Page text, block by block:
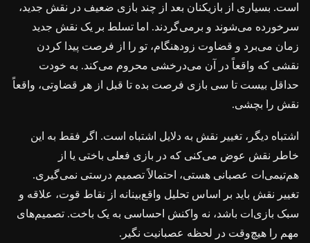
است. بسیاری از بازیکنان بعد از چند بازی ضعیف در نقش جدید،
سرخورده می‌شوند و برمی‌گردند. اما تسلط بر یک نقش جدید
زمان می‌برد و قضاوت زودهنگام، تو را از فرصت پیدا کردن
نقشی که واقعاً در آن می‌درخشی محروم می‌کند. به خودت
حداقل بیست تا سی بازی فرصت بده تا قبل از هر قضاوتی، واقعاً
نقش را بچشی.
اشتباه دیگر، تغییر نقش به دلایل اشتباه است. اگر فقط به این
خاطر نقش عوض می‌کنی که در بازی فعلی باختی یا از
هم‌تیمی‌ات عصبانی هستی، احتمالاً تصمیم درستی نمی‌گیری.
تغییر نقش باید بر اساس تحلیل واقع‌بینانه از نقاط قوت، علاقه و
سبک بازی‌ات باشد، نه واکنش احساسی به یک باخت. تصمیم‌های
مهم را هیچ‌وقت در لحظه عصبانیت نگیر.